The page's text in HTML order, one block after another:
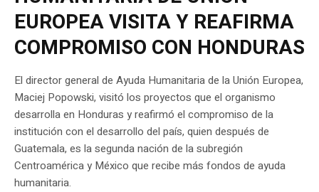
EUROPEA VISITA Y REAFIRMA
COMPROMISO CON HONDURAS
El director general de Ayuda Humanitaria de la Unión Europea,
Maciej Popowski, visitó los proyectos que el organismo
desarrolla en Honduras y reafirmó el compromiso de la
institución con el desarrollo del país, quien después de
Guatemala, es la segunda nación de la subregión
Centroamérica y México que recibe más fondos de ayuda
humanitaria.